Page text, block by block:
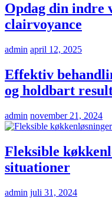
Opdag din indre
clairvoyance
admin april 12, 2025
Effektiv
og holdbart
admin november 21, 2024
Fleksible
situationer
admin juli 31, 2024